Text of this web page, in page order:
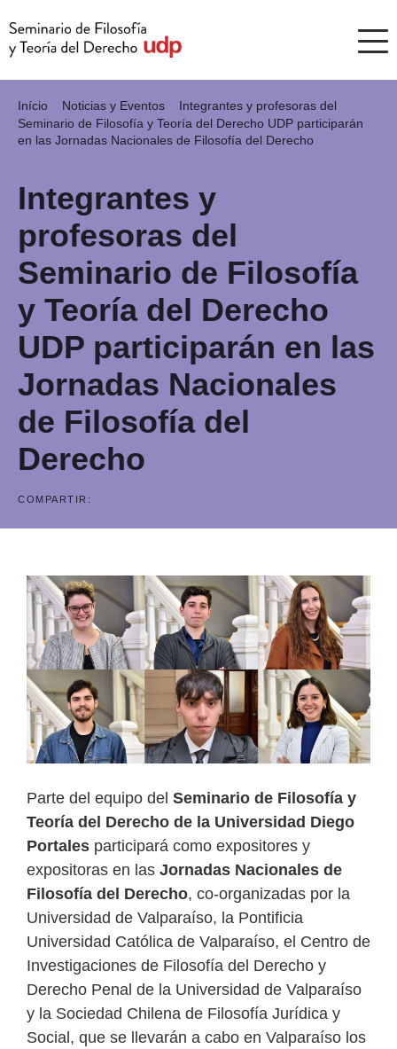
Início Noticias y Eventos
Integrantes y profesoras del
Seminario de Filosofía y Teoría del Derecho UDP participarán
en las Jornadas Nacionales de Filosofía del Derecho
Integrantes y
profesoras del
Seminario de Filosofía
y Teoría del Derecho
UDP participarán en las
Jornadas Nacionales
de Filosofía del
Derecho
COMPARTIR:
Parte del equipo del Seminario de Filosofía y
Teoría del Derecho de la Universidad Diego
Portales participará como expositores y
expositoras en las Jornadas Nacionales de
Filosofía del Derecho, co-organizadas por la
Universidad de Valparaíso, la Pontificia
Universidad Católica de Valparaíso, el Centro de
Investigaciones de Filosofía del Derecho y
Derecho Penal de la Universidad de Valparaíso
y la Sociedad Chilena de Filosofía Jurídica y
Social, que se llevarán a cabo en Valparaíso los